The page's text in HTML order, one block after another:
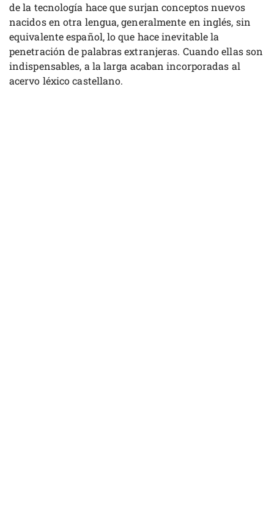
de la tecnología hace que surjan conceptos nuevos
nacidos en otra lengua, generalmente en inglés, sin
equivalente español, lo que hace inevitable la
penetración de palabras extranjeras. Cuando ellas son
indispensables, a la larga acaban incorporadas al
acervo léxico castellano.